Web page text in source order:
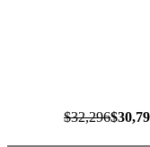
$32,296